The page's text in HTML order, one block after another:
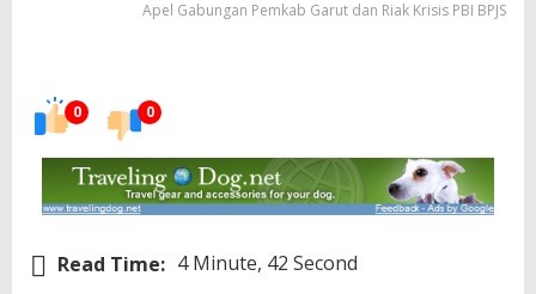
Apel Gabungan Pemkab Garut dan Riak Krisis PBI BPJS
0 0
Read Time: 4 Minute, 42 Second